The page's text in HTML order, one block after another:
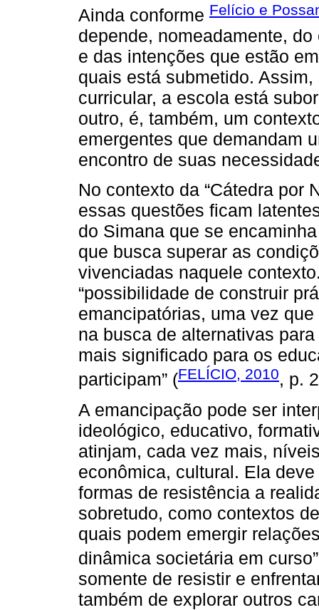
Ainda conforme Felício e
depende, nomeadamente,
e das intenções que estão
quais está submetido.
curricular, a escola está
outro, é, também, um
emergentes que demandam
encontro de suas
No contexto da “Cátedra por
essas questões ficam
do Simana que se
que busca superar as
vivenciadas naquele
“possibilidade de construir
emancipatórias, uma vez
na busca de alternativas
mais significado para os
participam” (FELÍCIO, 2010, p.
A emancipação pode ser
ideológico, educativo,
atinjam, cada vez mais,
econômica, cultural. Ela
formas de resistência a
sobretudo, como contextos
quais podem emergir
dinâmica societária em
somente de resistir e
também de explorar outros